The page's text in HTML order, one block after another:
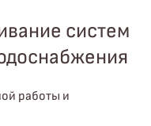
систем
работы и